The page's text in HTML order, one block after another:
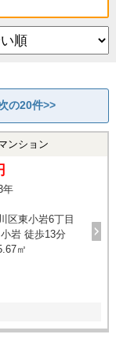
の20件>>
ンション
年
区東小岩6丁目
岩 徒歩13分
㎡